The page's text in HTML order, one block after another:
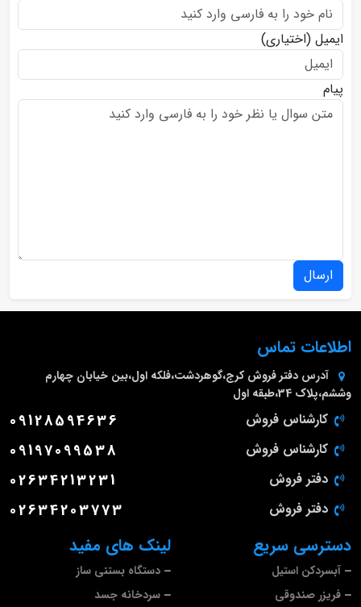
ایمیل (اختیاری)
پیام
ارسال
لینک های مفید
دستگاه بستنی ساز
سردخانه جسد
دسترسی سریع
آبسردکن استیل
فریزر صندوقی
اطلاعات تماس
آدرس دفتر فروش کرج،گوهردشت،فلکه اول،بین خیابان چهارم
وششم،پلاک 34،طبقه اول
کارشناس فروش 09128594636
کارشناس فروش 09197099538
دفتر فروش 02634213231
دفتر فروش 02634203773